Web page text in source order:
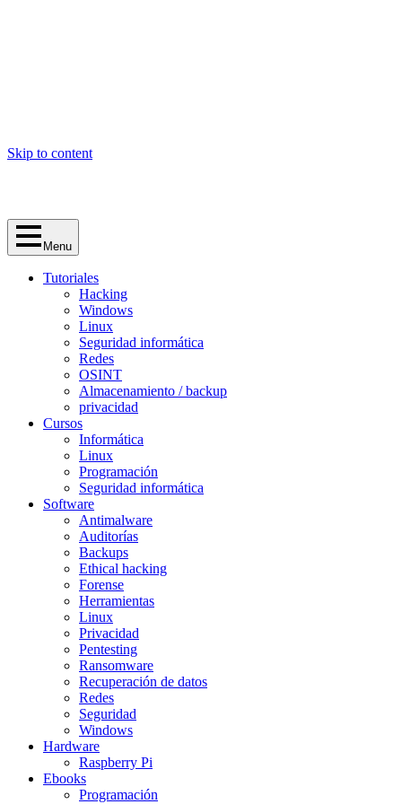
Skip to content
Menu
Tutoriales
Hacking
Windows
Linux
Seguridad informática
Redes
OSINT
Almacenamiento / backup
privacidad
Cursos
Informática
Linux
Programación
Seguridad informática
Software
Antimalware
Auditorías
Backups
Ethical hacking
Forense
Herramientas
Linux
Privacidad
Pentesting
Ransomware
Recuperación de datos
Redes
Seguridad
Windows
Hardware
Raspberry Pi
Ebooks
Programación